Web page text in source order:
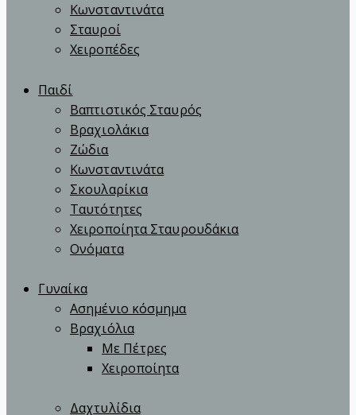
Κωνσταντινάτα
Σταυροί
Χειροπέδες
Παιδί
Βαπτιστικός Σταυρός
Βραχιολάκια
Ζώδια
Κωνσταντινάτα
Σκουλαρίκια
Ταυτότητες
Χειροποίητα Σταυρουδάκια
Ονόματα
Γυναίκα
Ασημένιο κόσμημα
Βραχιόλια
Με Πέτρες
Χειροποίητα
Δαχτυλίδια